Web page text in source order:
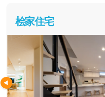
桧家住宅